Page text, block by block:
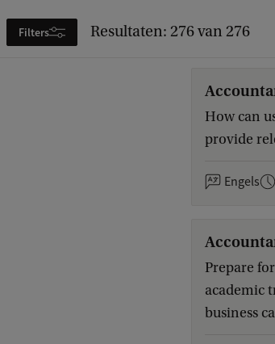
Filters Resultaten: 276 van 276
How can
provide
Engels
Prepare
academic
business